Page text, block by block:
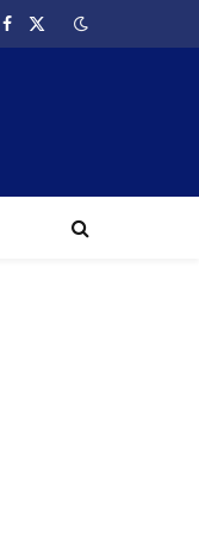
Facebook
X